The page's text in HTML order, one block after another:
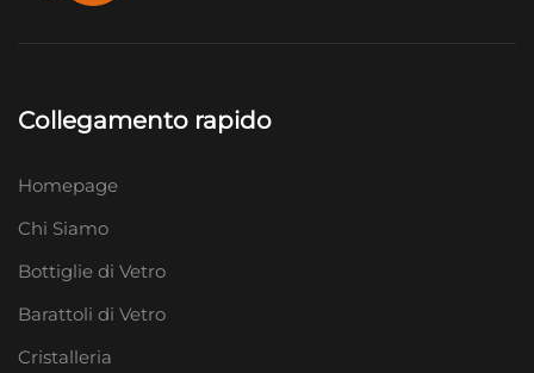
Collegamento rapido
Homepage
Chi Siamo
Bottiglie di Vetro
Barattoli di Vetro
Cristalleria